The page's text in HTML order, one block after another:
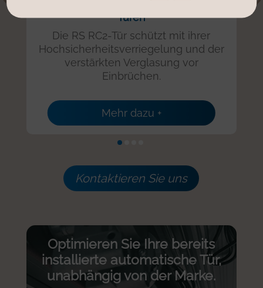
Türen
Die RS RC2-Tür schützt mit ihrer
Hochsicherheitsverriegelung und der
verstärkten Verglasung vor
Einbrüchen.
Mehr dazu +
Kontaktieren Sie uns
Optimieren Sie Ihre bereits
installierte automatische Tür,
unabhängig von der Marke.